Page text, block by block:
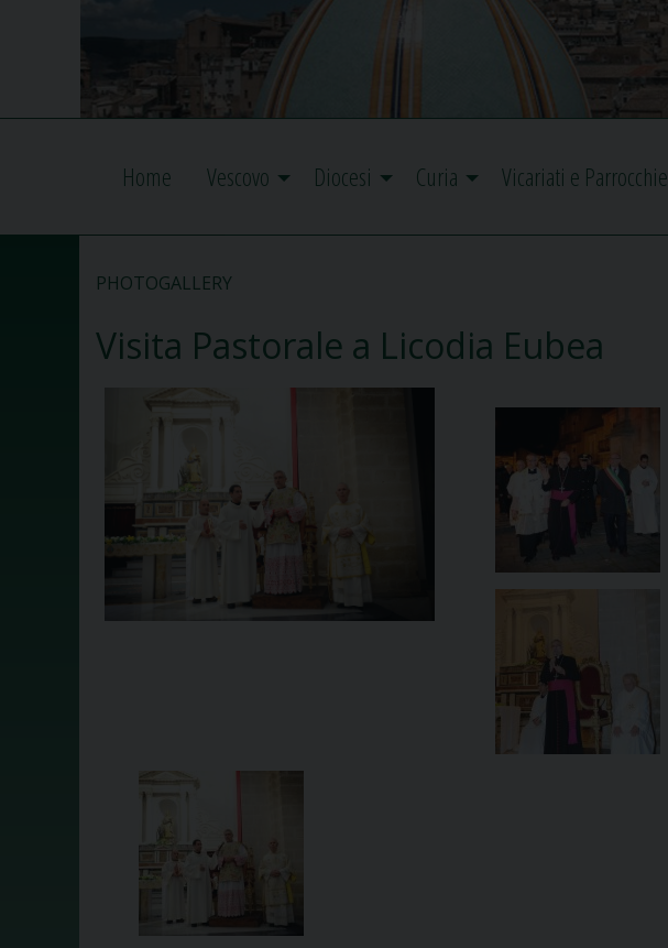
Home Vescovo Diocesi Curia Vicariati e Parrocchie
PHOTOGALLERY
Visita Pastorale a Licodia Eubea